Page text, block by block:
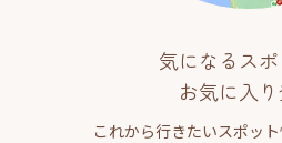
気になるス
お気に入
これから行きたいスポッ